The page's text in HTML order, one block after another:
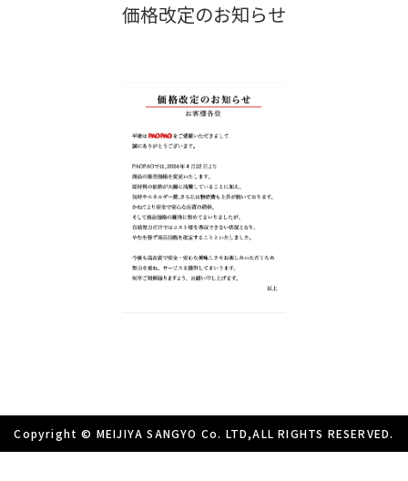
価格改定のお知らせ
Copyright © MEIJIYA SANGYO Co. LTD,ALL RIGHTS RESERVED.